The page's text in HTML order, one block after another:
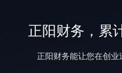
正阳财务，累
正阳财务能让您在创业